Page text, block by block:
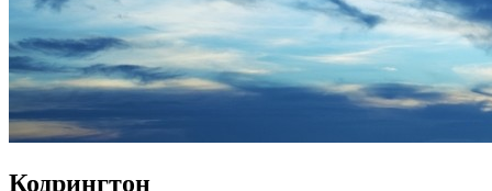
Кодрингтон